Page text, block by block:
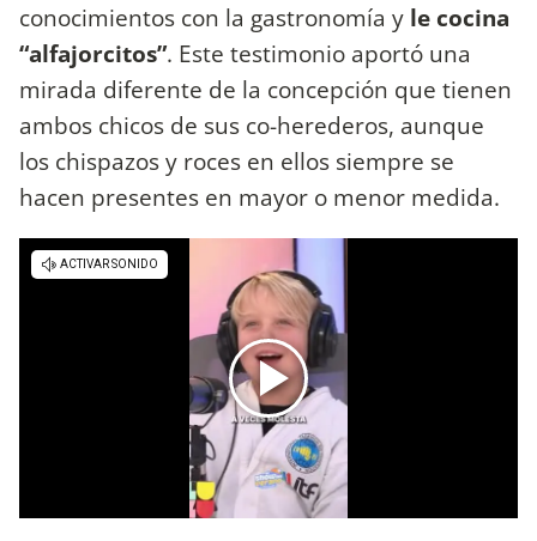
conocimientos con la gastronomía y le cocina
“alfajorcitos”. Este testimonio aportó una
mirada diferente de la concepción que tienen
ambos chicos de sus co-herederos, aunque
los chispazos y roces en ellos siempre se
hacen presentes en mayor o menor medida.